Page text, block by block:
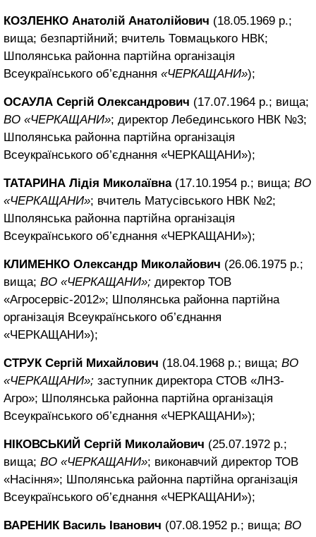
КОЗЛЕНКО Анатолій Анатолійович (18.05.1969 р.;
вища; безпартійний; вчитель Товмацького НВК;
Шполянська районна партійна організація
Всеукраїнського об’єднання «ЧЕРКАЩАНИ»);
ОСАУЛА Сергій Олександрович (17.07.1964 р.; вища;
ВО «ЧЕРКАЩАНИ»; директор Лебединського НВК №3;
Шполянська районна партійна організація
Всеукраїнського об’єднання «ЧЕРКАЩАНИ»);
ТАТАРИНА Лідія Миколаївна(17.10.1954 р.; вища; ВО
«ЧЕРКАЩАНИ»; вчитель Матусівського НВК №2;
Шполянська районна партійна організація
Всеукраїнського об’єднання «ЧЕРКАЩАНИ»);
КЛИМЕНКО Олександр Миколайович (26.06.1975 р.;
вища; ВО «ЧЕРКАЩАНИ»; директор ТОВ
«Агросервіс-2012»; Шполянська районна партійна
організація Всеукраїнського об’єднання
«ЧЕРКАЩАНИ»);
СТРУК Сергій Михайлович (18.04.1968 р.; вища; ВО
«ЧЕРКАЩАНИ»; заступник директора СТОВ «ЛНЗ-
Агро»; Шполянська районна партійна організація
Всеукраїнського об’єднання «ЧЕРКАЩАНИ»);
НІКОВСЬКИЙ Сергій Миколайович (25.07.1972 р.;
вища; ВО «ЧЕРКАЩАНИ»; виконавчий директор ТОВ
«Насіння»; Шполянська районна партійна організація
Всеукраїнського об’єднання «ЧЕРКАЩАНИ»);
ВАРЕНИК Василь Іванович (07.08.1952 р.; вища; ВО